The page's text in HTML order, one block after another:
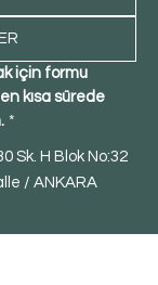
için formu
kısa sürede
*
Sk. H Blok No:32
/ ANKARA